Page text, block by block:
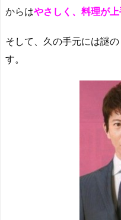
からはやさしく、料理が
そして、久の手元には謎の
す。